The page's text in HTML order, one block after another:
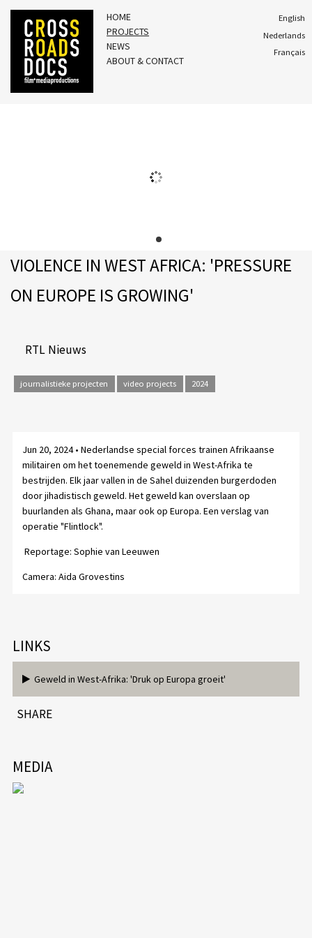
HOME
PROJECTS
NEWS
ABOUT & CONTACT
English
Nederlands
Français
VIOLENCE IN WEST AFRICA: 'PRESSURE
ON EUROPE IS GROWING'
RTL Nieuws
journalistieke projecten video projects 2024
Jun 20, 2024 • Nederlandse special forces trainen Afrikaanse
militairen om het toenemende geweld in West-Afrika te
bestrijden. Elk jaar vallen in de Sahel duizenden burgerdoden
door jihadistisch geweld. Het geweld kan overslaan op
buurlanden als Ghana, maar ook op Europa. Een verslag van
operatie "Flintlock".
Reportage: Sophie van Leeuwen
Camera: Aida Grovestins
LINKS
Geweld in West-Afrika: 'Druk op Europa groeit'
SHARE
MEDIA